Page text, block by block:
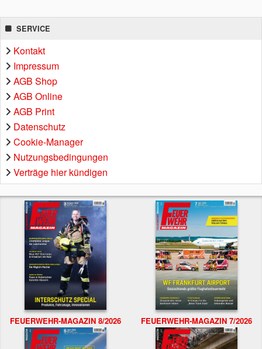
SERVICE
Kontakt
Impressum
AGB Shop
AGB Online
AGB Print
Datenschutz
Cookie-Manager
Nutzungsbedingungen
Verträge hier kündigen
FEUERWEHR-MAGAZIN 8/2026 FEUERWEHR-MAGAZIN 7/2026